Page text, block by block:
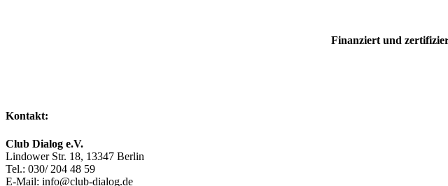
Finanziert und
Kontakt:
Club Dialog e.V.
Lindower Str. 18, 13347 Berlin
Tel.: 030/ 204 48 59
E-Mail: info@club-dialog.de